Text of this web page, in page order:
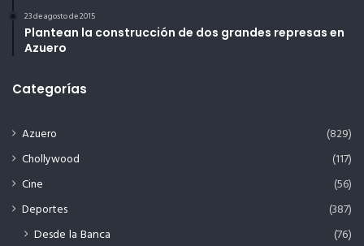
23 de agosto de 2015
Plantean la construcción de dos grandes represas en
Azuero
Categorías
Azuero
(829)
Chollywood
(117)
Cine
(56)
Deportes
(387)
Desde la Banca (76)